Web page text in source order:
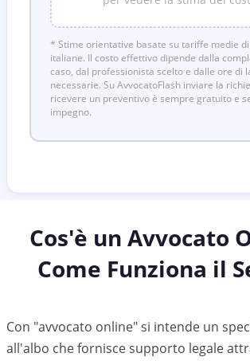
* Stime orientative basate su tariffe medie
italiane. Il costo effettivo dipende dalla
caso, dal professionista scelto e dalle ore di
necessarie. Su AvvocatoFlash inviare la
ricevere un preventivo è sempre gratuito e
impegno.
Cos'è un Avvocato
Come Funziona il
Con "avvocato online" si intende un
all'albo che fornisce supporto legale